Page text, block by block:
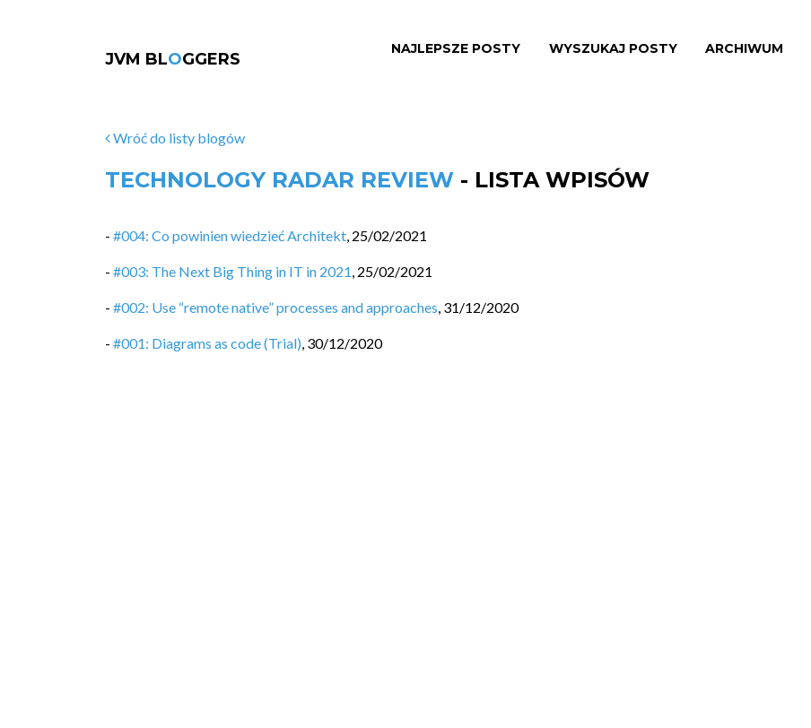
JVM BLOGGERS
NAJLEPSZE POSTY WYSZUKAJ POSTY ARCHIWUM
Wróć do listy blogów
TECHNOLOGY RADAR REVIEW - LISTA WPISÓW
- #004: Co powinien wiedzieć Architekt, 25/02/2021
- #003: The Next Big Thing in IT in 2021, 25/02/2021
- #002: Use “remote native” processes and approaches, 31/12/2020
- #001: Diagrams as code (Trial), 30/12/2020